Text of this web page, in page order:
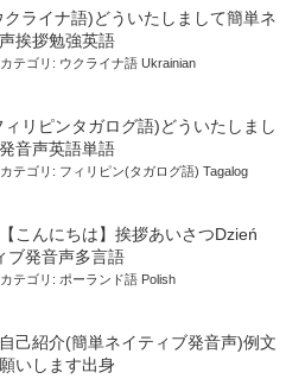
ライナ語)どういたしまして簡単ネ
挨拶勉強英語
カテゴリ: ウクライナ語 Ukrainian
リピンタガログ語)どういたしまし
音声英語単語
カテゴリ: フィリピン(タガログ語) Tagalog
こんにちは】挨拶あいさつDzień
ブ発音声多言語
カテゴリ: ポーランド語 Polish
己紹介(簡単ネイティブ発音声)例文
いします出身